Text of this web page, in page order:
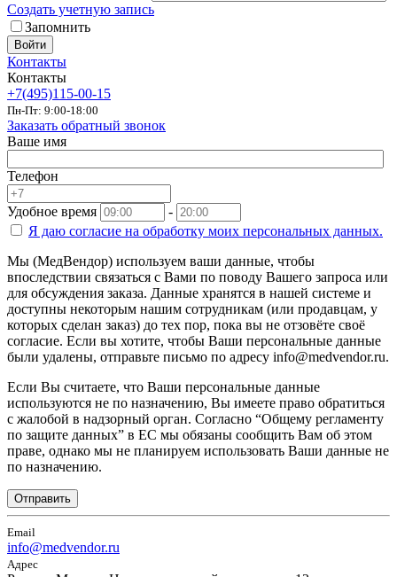
Создать учетную запись
Запомнить
Войти
Контакты
Контакты
+7(495)115-00-15
Пн-Пт: 9:00-18:00
Заказать обратный звонок
Ваше имя
Телефон
Удобное время
-
Я даю согласие на обработку моих персональных данных.
Мы (МедВендор) используем ваши данные, чтобы
впоследствии связаться с Вами по поводу Вашего запроса или
для обсуждения заказа. Данные хранятся в нашей системе и
доступны некоторым нашим сотрудникам (или продавцам, у
которых сделан заказ) до тех пор, пока вы не отзовёте своё
согласие. Если вы хотите, чтобы Ваши персональные данные
были удалены, отправьте письмо по адресу info@medvendor.ru.
Если Вы считаете, что Ваши персональные данные
используются не по назначению, Вы имеете право обратиться
с жалобой в надзорный орган. Согласно “Общему регламенту
по защите данных” в ЕС мы обязаны сообщить Вам об этом
праве, однако мы не планируем использовать Ваши данные не
по назначению.
Отправить
Email
info@medvendor.ru
Адрес